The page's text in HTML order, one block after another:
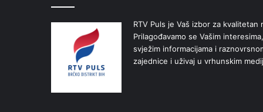
RTV Puls je Vaš izbor za
Prilagođavamo se Vašim
svježim informacijama i
zajednice i uživaj u vrhunskim